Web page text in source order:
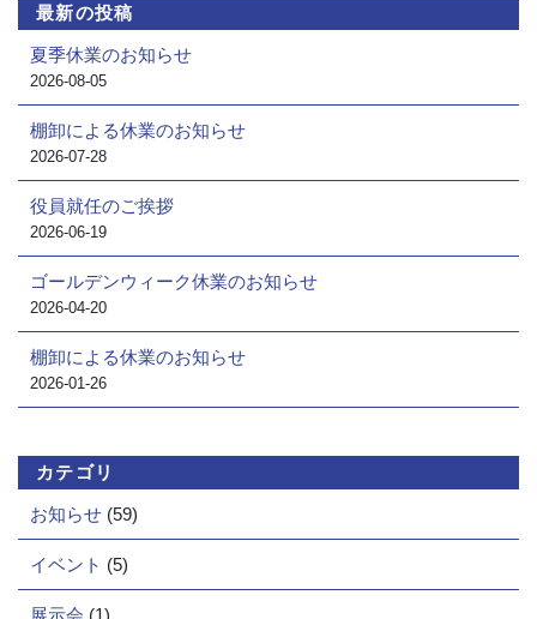
最新の投稿
夏季休業のお知らせ
2026-08-05
棚卸による休業のお知らせ
2026-07-28
役員就任のご挨拶
2026-06-19
ゴールデンウィーク休業のお知らせ
2026-04-20
棚卸による休業のお知らせ
2026-01-26
カテゴリ
お知らせ (59)
イベント (5)
展示会 (1)